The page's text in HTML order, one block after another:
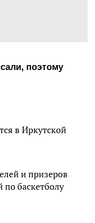
поэтому
в Иркутской
и призеров
по баскетболу